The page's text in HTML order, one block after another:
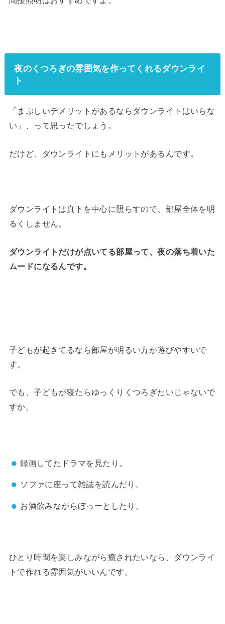
夜のくつろぎの雰囲気を作ってくれるダウンライ
ト
「まぶしいデメリットがあるならダウンライトはいらな
い」、って思ったでしょう。
だけど、ダウンライトにもメリットがあるんです。
ダウンライトは真下を中心に照らすので、部屋全体を明
るくしません。
ダウンライトだけが点いてる部屋って、夜の落ち着いた
ムードになるんです。
子どもが起きてるなら部屋が明るい方が遊びやすいで
す。
でも、子どもが寝たらゆっくりくつろぎたいじゃないで
すか。
録画してたドラマを見たり。
ソファに座って雑誌を読んだり。
お酒飲みながらぼっーとしたり。
ひとり時間を楽しみながら癒されたいなら、ダウンライ
トで作れる雰囲気がいいんです。